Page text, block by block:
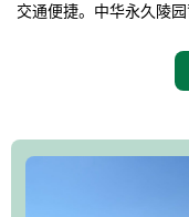
交通便捷。中华永久陵
地。在总体设计上完全
而成，宛如一把太师椅
环绕挡住了外界的风吹
符合山环水抱，藏风纳